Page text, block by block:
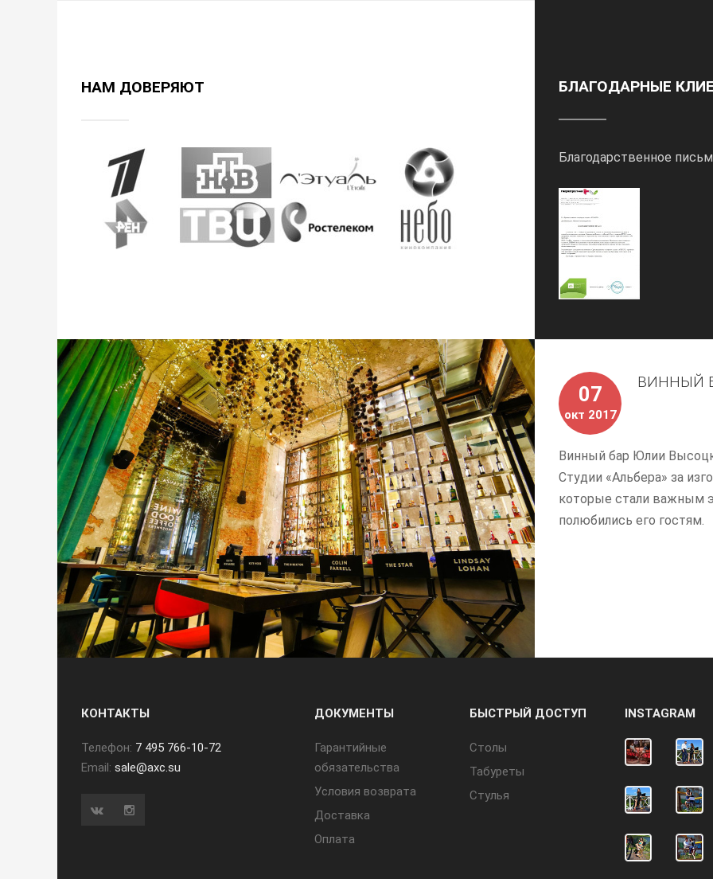
НАМ ДОВЕРЯЮТ БЛАГОДАРНЫЕ
Благодарственное
07
окт 2017
ВИННЫЙ
Винный бар Юлии
Студии «Альбера» за
которые стали важным
полюбились его гостям.
КОНТАКТЫ
Телефон: 7 495 766-10-72
Email: sale@axc.su
ДОКУМЕНТЫ
Гарантийные
обязательства
Условия возврата
Доставка
Оплата
БЫСТРЫЙ ДОСТУП
Cтолы
Табуреты
Стулья
INSTAGRAM